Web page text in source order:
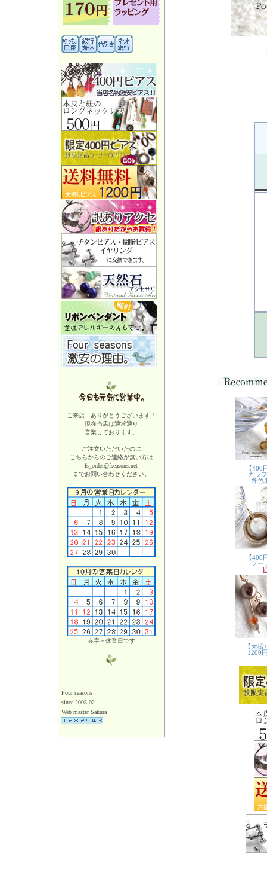
ご来店、ありがとうございます！
現在当店は通常通り
営業しております。
ご注文いただいたのに
こちらからのご連絡が無い方は
fs_order@fseasons.net
までお問い合わせください。
赤字＝休業日です
Four seasons
since 2005.02
Web master Sakura